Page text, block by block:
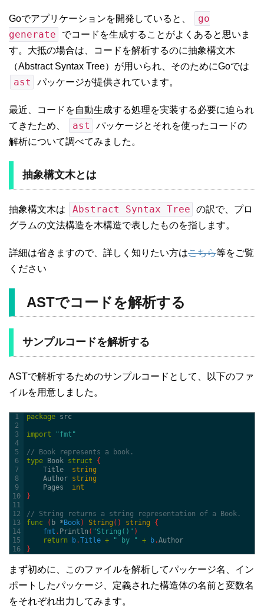
Goでアプリケーションを開発していると、
go
generate
でコードを生成することがよくあると思いま
す。大抵の場合は、コードを解析するのに抽象構文木
（Abstract Syntax Tree）が用いられ、そのためにGoでは
ast パッケージが提供されています。
最近、コードを自動生成する処理を実装する必要に迫られ
てきたため、
ast
パッケージとそれを使ったコードの
解析について調べてみました。
抽象構文木とは
抽象構文木は Abstract Syntax Tree
の訳で、プロ
グラムの文法構造を木構造で表したものを指します。
詳細は省きますので、詳しく知りたい方はこちら等をご覧
ください
ASTでコードを解析する
サンプルコードを解析する
ASTで解析するためのサンプルコードとして、以下のファ
イルを用意しました。
1
2
3
4
5
6
7
8
9
10
11
12
13
14
15
16
package src
import "fmt"
// Book represents a book.
type Book struct
{
Title string
Author string
Pages int
}
// String returns a string representation of a Book.
func
( b *Book) String ( ) string
{
fmt . Println ( "String()" )
return
b.Title + " by " + b.Author
}
まず初めに、このファイルを解析してパッケージ名、イン
ポートしたパッケージ、定義された構造体の名前と変数名
をそれぞれ出力してみます。